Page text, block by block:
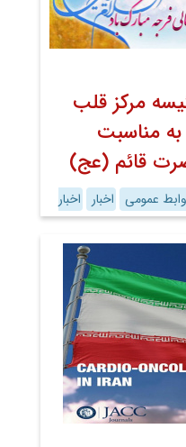
مرکز قلب
مناسبت
قائم (عج)
عمومی اخبار
اخبار